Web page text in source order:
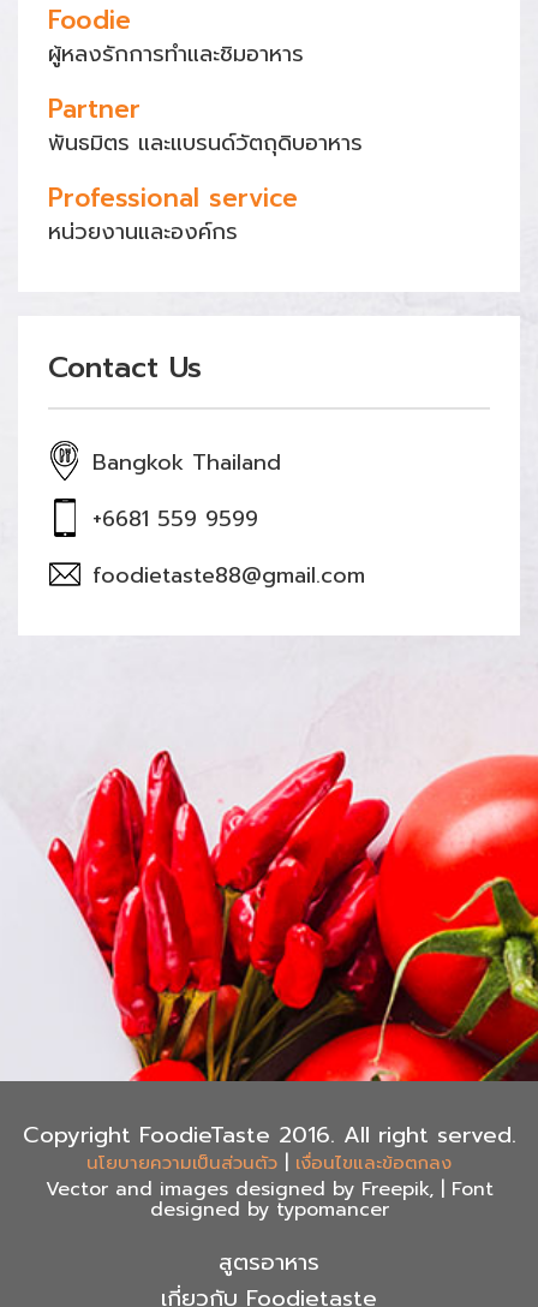
Foodie
ผู้หลงรักการทำและชิมอาหาร
Partner
พันธมิตร และแบรนด์วัตถุดิบอาหาร
Professional service
หน่วยงานและองค์กร
Contact Us
Bangkok Thailand
+6681 559 9599
foodietaste88@gmail.com
Copyright FoodieTaste 2016. All right served.
นโยบายความเป็นส่วนตัว | เงื่อนไขและข้อตกลง
Vector and images designed by Freepik, | Font
designed by typomancer
สูตรอาหาร
เกี่ยวกับ Foodietaste